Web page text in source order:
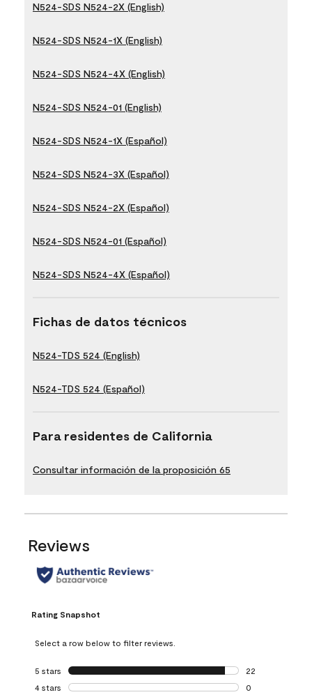
N524-SDS N524-2X (English)
N524-SDS N524-1X (English)
N524-SDS N524-4X (English)
N524-SDS N524-01 (English)
N524-SDS N524-1X (Español)
N524-SDS N524-3X (Español)
N524-SDS N524-2X (Español)
N524-SDS N524-01 (Español)
N524-SDS N524-4X (Español)
Fichas de datos técnicos
N524-TDS 524 (English)
N524-TDS 524 (Español)
Para residentes de California
Consultar información de la proposición 65
Reviews
Rating Snapshot
Select a row below to filter reviews.
5 stars stars
22
22 reviews with
4 stars stars
0